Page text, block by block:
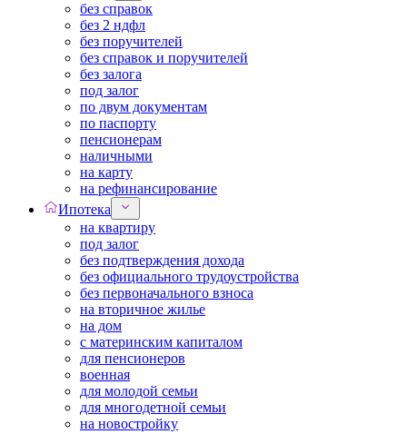
без справок
без 2 ндфл
без поручителей
без справок и поручителей
без залога
под залог
по двум документам
по паспорту
пенсионерам
наличными
на карту
на рефинансирование
Ипотека
на квартиру
под залог
без подтверждения дохода
без официального трудоустройства
без первоначального взноса
на вторичное жилье
на дом
с материнским капиталом
для пенсионеров
военная
для молодой семьи
для многодетной семьи
на новостройку